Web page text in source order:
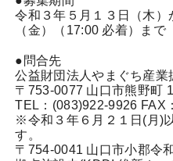
令和３年５月１３日（木）
（金）（17:00 必着）まで
●問合先
公益財団法人やまぐち産
〒753-0077 山口市熊野町
TEL：(083)922-9926 FAX
※令和３年６月２１日(月)
す。
〒754-0041 山口市小郡令